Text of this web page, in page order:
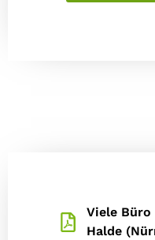
Viele
Halde